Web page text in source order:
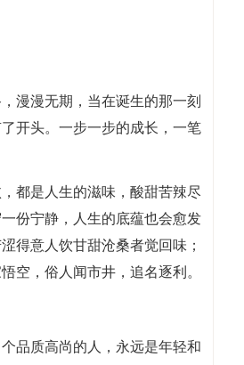
漫漫无期，当在诞生的那一刻
开头。一步一步的成长，一笔
都是人生的滋味，酸甜苦辣尽
份宁静，人生的底蕴也会愈发
得意人饮甘甜沧桑者觉回味；
空，俗人闻市井，追名逐利。
品质高尚的人，永远是年轻和